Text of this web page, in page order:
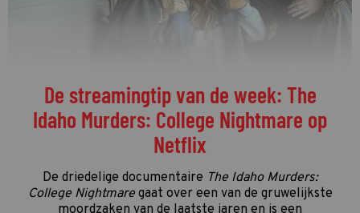
De streamingtip van de week: The
Idaho Murders: College Nightmare op
Netflix
De driedelige documentaire The Idaho Murders:
College Nightmaregaat over een van de gruwelijkste
moordzaken van de laatste jaren en is een